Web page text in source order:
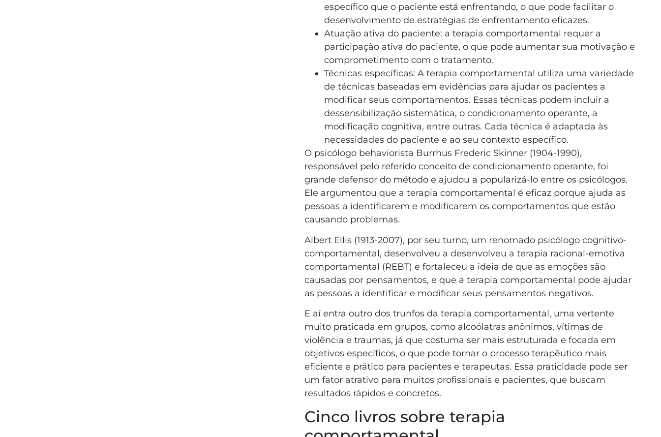
específico que o paciente está enfrentando, o que pode facilitar o
desenvolvimento de estratégias de enfrentamento eficazes.
Atuação ativa do paciente: a terapia comportamental requer a
participação ativa do paciente, o que pode aumentar sua motivação e
comprometimento com o tratamento.
Técnicas específicas: A terapia comportamental utiliza uma variedade
de técnicas baseadas em evidências para ajudar os pacientes a
modificar seus comportamentos. Essas técnicas podem incluir a
dessensibilização sistemática, o condicionamento operante, a
modificação cognitiva, entre outras. Cada técnica é adaptada às
necessidades do paciente e ao seu contexto específico.
O psicólogo behaviorista Burrhus Frederic Skinner (1904-1990),
responsável pelo referido conceito de condicionamento operante, foi
grande defensor do método e ajudou a popularizá-lo entre os psicólogos.
Ele argumentou que a terapia comportamental é eficaz porque ajuda as
pessoas a identificarem e modificarem os comportamentos que estão
causando problemas.
Albert Ellis (1913-2007), por seu turno, um renomado psicólogo cognitivo-
comportamental, desenvolveu a desenvolveu a terapia racional-emotiva
comportamental (REBT) e fortaleceu a ideia de que as emoções são
causadas por pensamentos, e que a terapia comportamental pode ajudar
as pessoas a identificar e modificar seus pensamentos negativos.
E aí entra outro dos trunfos da terapia comportamental, uma vertente
muito praticada em grupos, como alcoólatras anônimos, vítimas de
violência e traumas, já que costuma ser mais estruturada e focada em
objetivos específicos, o que pode tornar o processo terapêutico mais
eficiente e prático para pacientes e terapeutas. Essa praticidade pode ser
um fator atrativo para muitos profissionais e pacientes, que buscam
resultados rápidos e concretos.
Cinco livros sobre terapia